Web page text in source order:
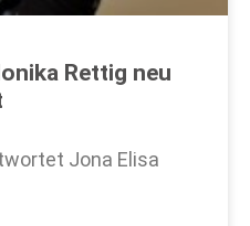
Rettig neu
Jona Elisa